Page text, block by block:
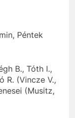
Péntek
B., Tóth I.,
R. (Vincze V.,
(Musitz,